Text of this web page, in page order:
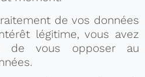
de vos données
légitime, vous avez
de vous opposer au